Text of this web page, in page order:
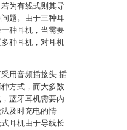
为有线式则其导
题。由于三种耳
种耳机，当需要
种耳机，对耳机
用音频插接头-插
方式，而大多数
蓝牙耳机需要内
及时充电的情
耳机由于导线长